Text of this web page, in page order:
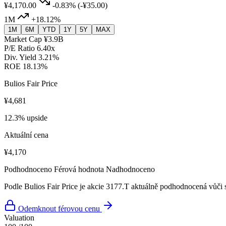
¥4,170.00 -0.83% (-¥35.00)
1M
+18.12%
1M 6M YTD 1Y 5Y MAX
Market Cap ¥3.9B
P/E Ratio 6.40x
Div. Yield 3.21%
ROE 18.13%
Bulios Fair Price
¥4,681
12.3% upside
Aktuální cena
¥4,170
Podhodnoceno Férová hodnota Nadhodnoceno
Podle Bulios Fair Price je akcie 3177.T aktuálně podhodnocená vůči
Odemknout férovou cenu
Valuation